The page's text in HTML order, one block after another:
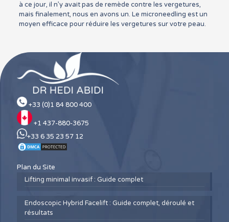
à ce jour, il n’y avait pas de remède contre les vergetures,
mais finalement, nous en avons un. Le microneedling est un
moyen efficace pour réduire les vergetures sur votre peau.
+33 (0)1 84 800 400
+1 437-880-3675
+33 6 35 23 57 12
Plan du Site
Lifting minimal invasif : Guide complet
Endoscopic Hybrid Facelift : Guide complet, déroulé et
résultats